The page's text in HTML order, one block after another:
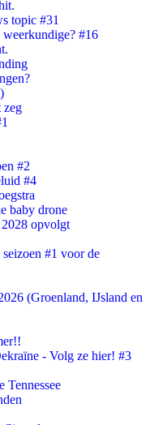
topic #31
#16
zeg
#2
#4
baby drone
opvolgt
#1 voor de
(Groenland, IJsland en
- Volg ze hier! #3
Tennessee